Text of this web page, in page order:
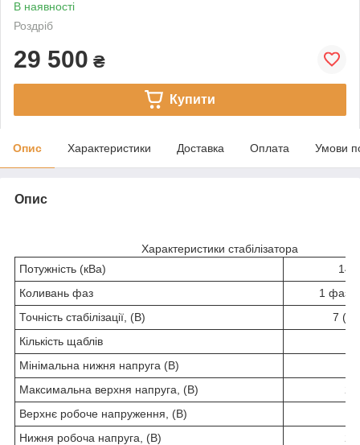
В наявності
Роздріб
29 500 ₴
Купити
Опис Характеристики Доставка Оплата Умови
Опис
Характеристики стабілізатора
Потужність (кВа)
Коливань фаз
1 фаза
Точність стабілізації, (В)
7
Кількість щаблів
Мінімальна нижня напруга (В)
Максимальна верхня напруга, (В)
Верхнє робоче напруження, (В)
Нижня робоча напруга, (В)